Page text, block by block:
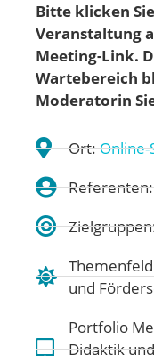
Bitte klicken
Veranstaltung
Meeting-Link.
Wartebereich
Moderatorin
Ort:
und
Portfolio
Didaktik